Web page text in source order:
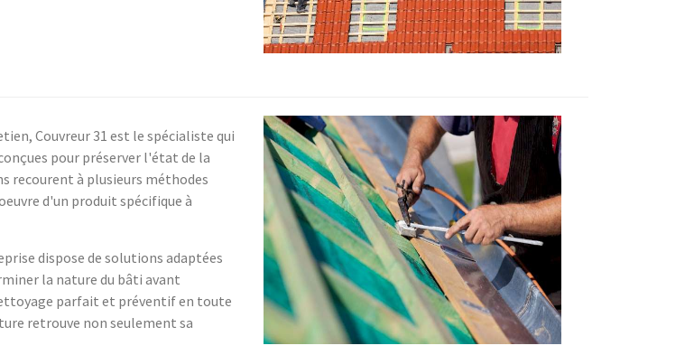
Couvreur 31 est le spécialiste qui
pour préserver l'état de la
recourent à plusieurs méthodes
d'un produit spécifique à
dispose de solutions adaptées
la nature du bâti avant
parfait et préventif en toute
retrouve non seulement sa